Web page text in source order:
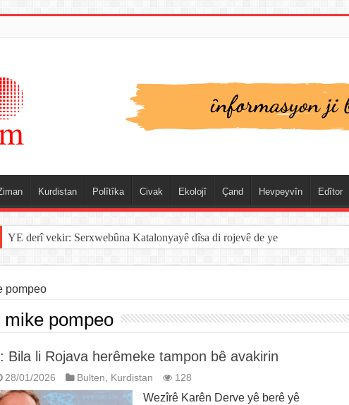
Kurdistan Polîtîka Civak Ekolojî Çand Hevpeyvîn Edîtor
YE derî vekir: Serxwebûna Katalonyayê dîsa di rojevê de ye
pompeo
mike pompeo
Bila li Rojava herêmeke tampon bê avakirin
28/01/2026 Bulten, Kurdistan 128
Wezîrê Karên Derve yê berê yê